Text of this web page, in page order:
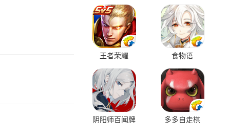
王者荣耀 食物语
阴阳师百闻牌 多多自走棋